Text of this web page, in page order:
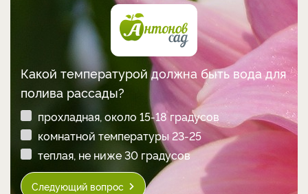
Какой температурой должна быть вода для
полива рассады?
прохладная, около 15-18 градусов
комнатной температуры 23-25
теплая, не ниже 30 градусов
Следующий вопрос